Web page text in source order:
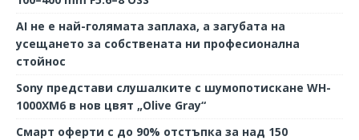
AI не е най-голямата заплаха, а загубата на
усещането за собствената ни професионална
стойнос
Sony представи слушалките с шумопотискане WH-
1000XM6 в нов цвят „Olive Gray“
Смарт оферти с до 90% отстъпка за над 150